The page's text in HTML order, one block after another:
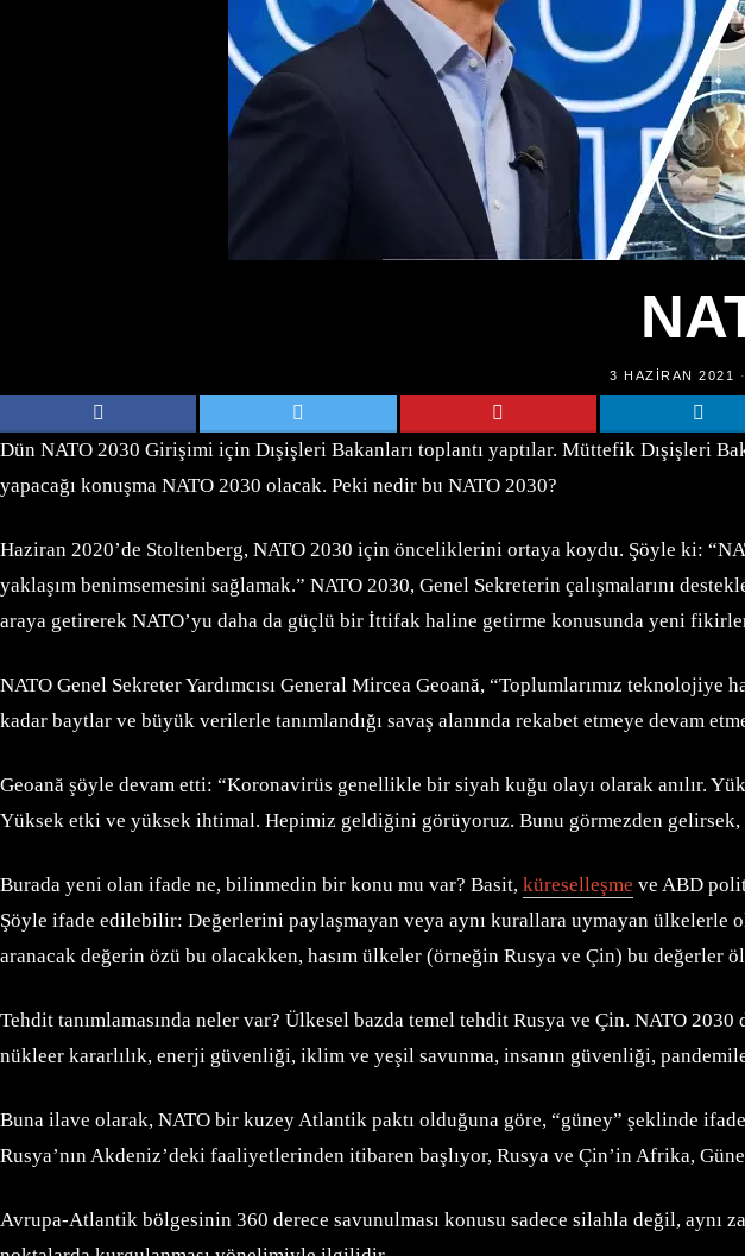
3 HAZIRAN 2021
Dün NATO 2030 Girişimi için Dışişleri Bakanları toplantı yaptılar. Müttefik Dışişleri
yapacağı konuşma NATO 2030 olacak. Peki nedir bu NATO 2030?
Haziran 2020’de Stoltenberg, NATO 2030 için önceliklerini ortaya koydu. Şöyle ki:
yaklaşım benimsemesini sağlamak.” NATO 2030, Genel Sekreterin çalışmalarını
araya getirerek NATO’yu daha da güçlü bir İttifak haline getirme konusunda yeni
NATO Genel Sekreter Yardımcısı General Mircea Geoană, “Toplumlarımız
kadar baytlar ve büyük verilerle tanımlandığı savaş alanında rekabet etmeye devam
Geoană şöyle devam etti: “Koronavirüs genellikle bir siyah kuğu olayı olarak anılır.
Yüksek etki ve yüksek ihtimal. Hepimiz geldiğini görüyoruz. Bunu görmezden gelirsek,
Burada yeni olan ifade ne, bilinmedin bir konu mu var? Basit, küreselleşme ve ABD
Şöyle ifade edilebilir: Değerlerini paylaşmayan veya aynı kurallara uymayan ülkelerle
aranacak değerin özü bu olacakken, hasım ülkeler (örneğin Rusya ve Çin) bu değerler
Tehdit tanımlamasında neler var? Ülkesel bazda temel tehdit Rusya ve Çin. NATO
nükleer kararlılık, enerji güvenliği, iklim ve yeşil savunma, insanın güvenliği,
Buna ilave olarak, NATO bir kuzey Atlantik paktı olduğuna göre, “güney” şeklinde
Rusya’nın Akdeniz’deki faaliyetlerinden itibaren başlıyor, Rusya ve Çin’in Afrika,
Avrupa-Atlantik bölgesinin 360 derece savunulması konusu sadece silahla değil,